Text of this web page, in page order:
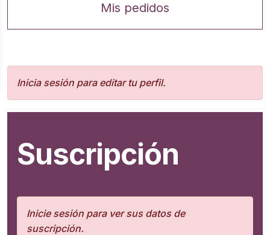
Mis pedidos
Inicia sesión para editar tu perfil.
Suscripción
Inicie sesión para ver sus datos de
suscripción.